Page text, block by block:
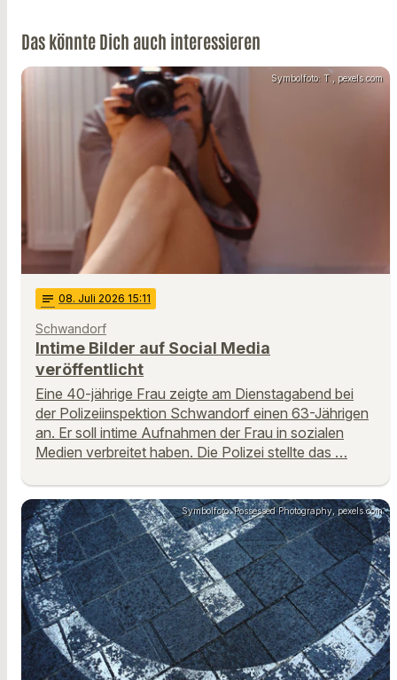
Das könnte Dich auch interessieren
Symbolfoto: T., pexels.com
notes 08. Juli 2026 15:11
Schwandorf
Intime Bilder auf Social Media
veröffentlicht
Eine 40-jährige Frau zeigte am Dienstagabend bei
der Polizeiinspektion Schwandorf einen 63-Jährigen
an. Er soll intime Aufnahmen der Frau in sozialen
Medien verbreitet haben. Die Polizei stellte das …
Symbolfoto: Possessed Photography, pexels.com